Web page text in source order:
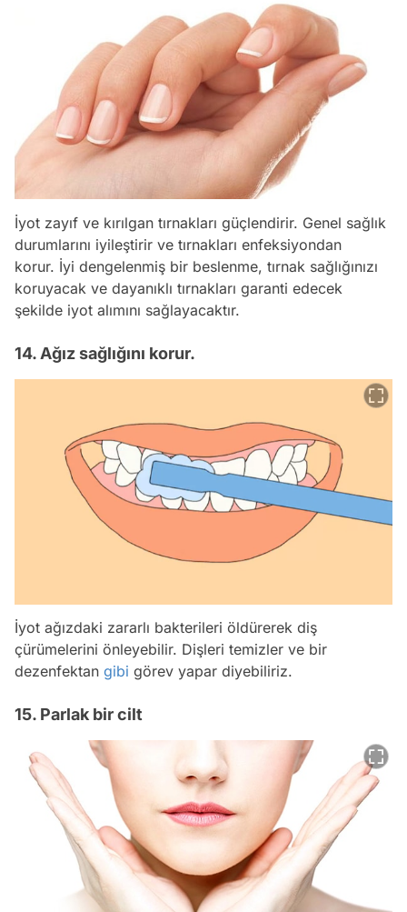
İyot zayıf ve kırılgan tırnakları güçlendirir. Genel sağlık
durumlarını iyileştirir ve tırnakları enfeksiyondan
korur. İyi dengelenmiş bir beslenme, tırnak sağlığınızı
koruyacak ve dayanıklı tırnakları garanti edecek
şekilde iyot alımını sağlayacaktır.
14. Ağız sağlığını korur.
İyot ağızdaki zararlı bakterileri öldürerek diş
çürümelerini önleyebilir. Dişleri temizler ve bir
dezenfektan gibi görev yapar diyebiliriz.
15. Parlak bir cilt